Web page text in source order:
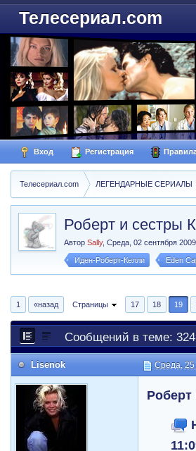
Телесериал.com
Вход Регистрация
Телесериал.com ЛЕГЕНДАРНЫЕ СЕРИАЛЫ
Роберт и сестры
АвторSally,Среда, 02 сентября
Иден-Роберт-Келли Eden
1 «назад Страницы 17 18 19
Сообщений в теме:
Lisenok Среда, 25
Роберт